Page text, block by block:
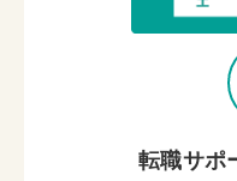
転職サポ